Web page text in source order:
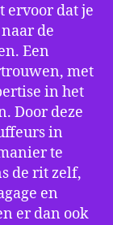
ervoor dat je
de
Een
met
in het
Door deze
in
te
de rit zelf,
en
er dan ook